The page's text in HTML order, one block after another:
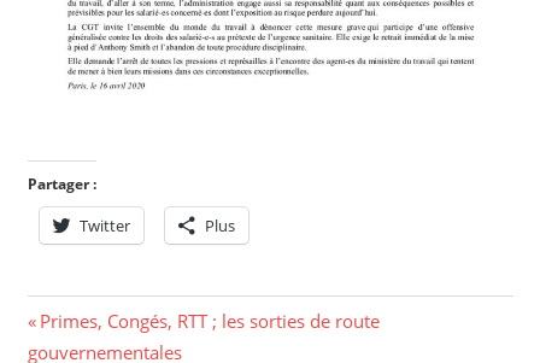
Partager :
Twitter Plus
Primes, Congés, RTT ; les sorties de route
gouvernementales